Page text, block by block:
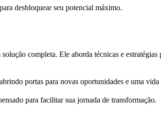
desbloquear seu potencial máximo.
completa. Ele aborda técnicas e estratégias
portas para novas oportunidades e uma vida
para facilitar sua jornada de transformação.